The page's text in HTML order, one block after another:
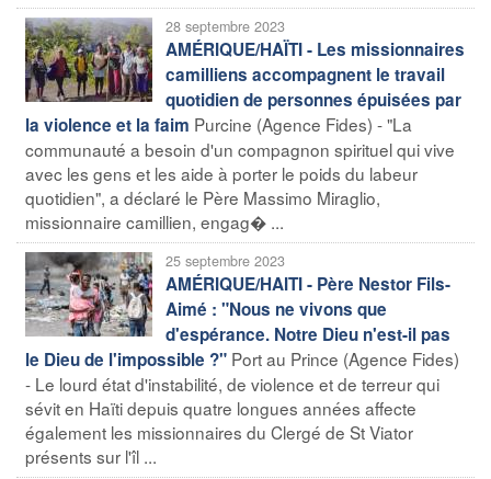
28 septembre 2023
AMÉRIQUE/HAÏTI - Les missionnaires
camilliens accompagnent le travail
quotidien de personnes épuisées par
la violence et la faim Purcine (Agence Fides) - "La
communauté a besoin d'un compagnon spirituel qui vive
avec les gens et les aide à porter le poids du labeur
quotidien", a déclaré le Père Massimo Miraglio,
missionnaire camillien, engag� ...
25 septembre 2023
AMÉRIQUE/HAITI - Père Nestor Fils-
Aimé : "Nous ne vivons que
d'espérance. Notre Dieu n'est-il pas
le Dieu de l'impossible ?" Port au Prince (Agence Fides)
- Le lourd état d'instabilité, de violence et de terreur qui
sévit en Haïti depuis quatre longues années affecte
également les missionnaires du Clergé de St Viator
présents sur l'îl ...